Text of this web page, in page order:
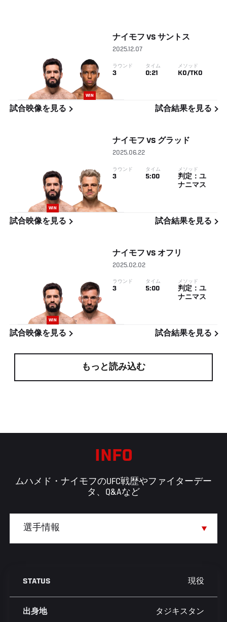
WIN
ナイモフ VS サントス
2025.12.07
ラウンド
3
タイム
0:21
メソッド
KO/TKO
試合映像を見る 試合結果を見る
WIN
ナイモフ VS グラッド
2025.06.22
ラウンド
3
タイム
5:00
メソッド
判定：ユ
ナニマス
試合映像を見る 試合結果を見る
WIN
ナイモフ VS オフリ
2025.02.02
ラウンド
3
タイム
5:00
メソッド
判定：ユ
ナニマス
試合映像を見る 試合結果を見る
もっと読み込む
INFO
ムハメド・ナイモフのUFC戦歴やファイターデー
タ、Q&Aなど
STATUS 現役
出身地 タジキスタン